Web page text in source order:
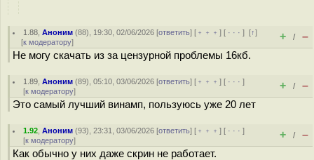
1.88 ,Аноним (88), 19:30, 02/06/2026 [ответить] [ ﹢﹢﹢] [ · · ·][↑]
[к модератору] + / –
Не могу скачать из за цензурной проблемы 16кб.
1.89 ,Аноним (89), 05:10, 03/06/2026 [ответить] [ ﹢﹢﹢] [ · · ·]
[к модератору] + / –
Это самый лучший винамп, пользуюсь уже 20 лет
1.92 ,Аноним (93), 23:31, 03/06/2026 [ответить] [ ﹢﹢﹢] [ · · ·]
[к модератору] + / –
Как обычно у них даже скрин не работает.